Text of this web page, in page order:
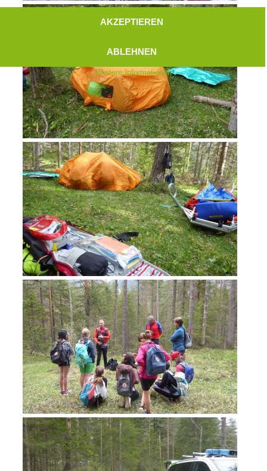
Aktuell
AKZEPTIEREN
ABLEHNEN
Weitere Informationen